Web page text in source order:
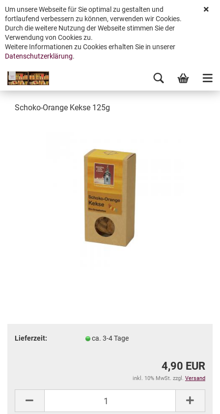
Um unsere Webseite für Sie optimal zu gestalten und
fortlaufend verbessern zu können, verwenden wir Cookies.
Durch die weitere Nutzung der Webseite stimmen Sie der
Verwendung von Cookies zu.
Weitere Informationen zu Cookies erhalten Sie in unserer
Datenschutzerklärung.
Schoko-Orange Kekse 125g
Lieferzeit: ca. 3-4 Tage
4,90 EUR
inkl. 10% MwSt. zzgl. Versand